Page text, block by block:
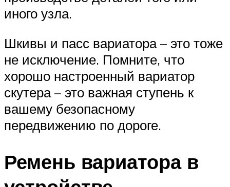
иного узла.
Шкивы и пасс вариатора – это тоже
не исключение. Помните, что
хорошо настроенный вариатор
скутера – это важная ступень к
вашему безопасному
передвижению по дороге.
Ремень вариатора в